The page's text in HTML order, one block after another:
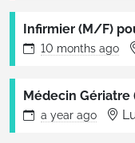
Infirmier (M/F)
10 months ago
Médecin Gériatre
a year ago